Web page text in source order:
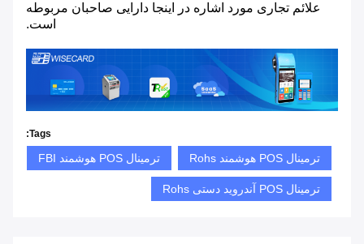
علائم تجاری مورد اشاره در اینجا دارایی صاحبان مربوطه
است.
Tags:
ترمینال POS هوشمند Rohs ترمینال POS هوشمند FBI
ترمینال POS آندروید دستی Rohs